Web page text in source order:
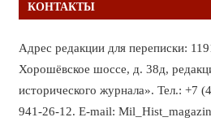
КОНТАКТЫ
Адрес редакции для переписки:
Хорошёвское шоссе, д. 38д,
исторического журнала». Тел.: +7
941-26-12. E-mail: